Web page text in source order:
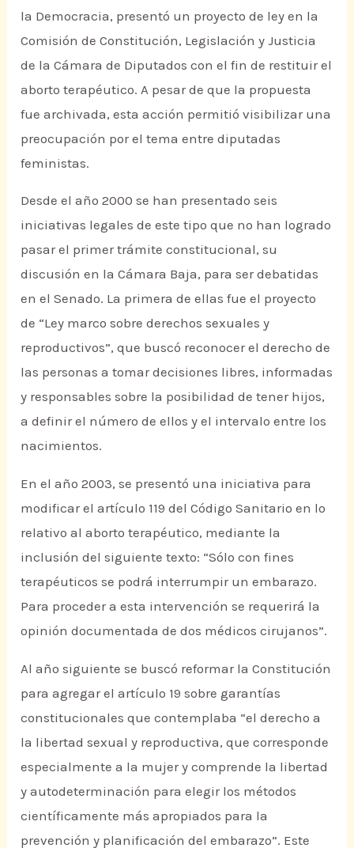
la Democracia, presentó un proyecto de ley en la
Comisión de Constitución, Legislación y Justicia
de la Cámara de Diputados con el fin de restituir el
aborto terapéutico. A pesar de que la propuesta
fue archivada, esta acción permitió visibilizar una
preocupación por el tema entre diputadas
feministas.
Desde el año 2000 se han presentado seis
iniciativas legales de este tipo que no han logrado
pasar el primer trámite constitucional, su
discusión en la Cámara Baja, para ser debatidas
en el Senado. La primera de ellas fue el proyecto
de “Ley marco sobre derechos sexuales y
reproductivos”, que buscó reconocer el derecho de
las personas a tomar decisiones libres, informadas
y responsables sobre la posibilidad de tener hijos,
a definir el número de ellos y el intervalo entre los
nacimientos.
En el año 2003, se presentó una iniciativa para
modificar el artículo 119 del Código Sanitario en lo
relativo al aborto terapéutico, mediante la
inclusión del siguiente texto: “Sólo con fines
terapéuticos se podrá interrumpir un embarazo.
Para proceder a esta intervención se requerirá la
opinión documentada de dos médicos cirujanos”.
Al año siguiente se buscó reformar la Constitución
para agregar el artículo 19 sobre garantías
constitucionales que contemplaba “el derecho a
la libertad sexual y reproductiva, que corresponde
especialmente a la mujer y comprende la libertad
y autodeterminación para elegir los métodos
científicamente más apropiados para la
prevención y planificación del embarazo”. Este